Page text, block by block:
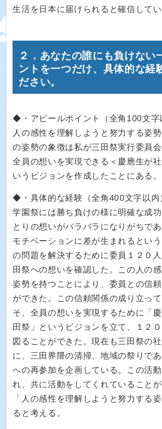
生活を日本に届けられると確信してい
２．あなたの誰にも負けない
ントを一つだけ、具体的な経
ださい。
◆・アピールポイント（全角100文字
人の感性を理解しようと努力する姿
の姿勢の象徴は私が三田祭実行委員
全員の想いを実現できる＜慶應生が
いうビジョンを作成したことにある。
◆・具体的な経験（全角400文字以内
学園祭には勝ち負けの様に明確な成
とりの想いがバラバラになりがちで
モチベーションに差が生まれるとい
の問題を解決するために委員１２０
田祭への想いを確認した。この人の
姿勢を持つことにより、委員との信
ができた。この信頼関係の成り立っ
そ、全員の想いを実現するために「
田祭」というビジョンを立て、１２
図ることができた。現在も三田祭の
に、三田界隈の清掃、地域の祭りで
への再参加を企画している。この活
れ、共に活動をしてくれていること
「人の感性を理解しようと努力する
ると考える。